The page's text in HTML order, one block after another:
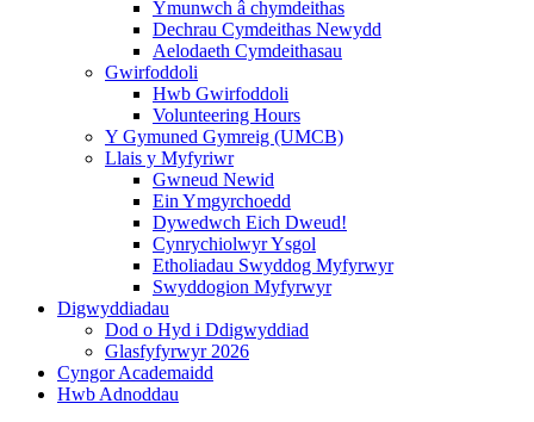
Ymunwch â chymdeithas
Dechrau Cymdeithas Newydd
Aelodaeth Cymdeithasau
Gwirfoddoli
Hwb Gwirfoddoli
Volunteering Hours
Y Gymuned Gymreig (UMCB)
Llais y Myfyriwr
Gwneud Newid
Ein Ymgyrchoedd
Dywedwch Eich Dweud!
Cynrychiolwyr Ysgol
Etholiadau Swyddog Myfyrwyr
Swyddogion Myfyrwyr
Digwyddiadau
Dod o Hyd i Ddigwyddiad
Glasfyfyrwyr 2026
Cyngor Academaidd
Hwb Adnoddau